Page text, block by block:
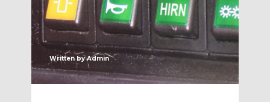
Written byAdmin